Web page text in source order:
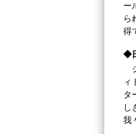
ー
ら
得
◆
ィ
タ
し
我